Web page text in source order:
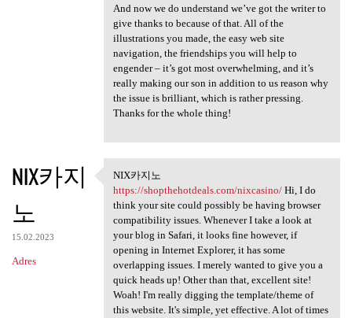
And now we do understand we’ve got the writer to
give thanks to because of that. All of the
illustrations you made, the easy web site
navigation, the friendships you will help to
engender – it’s got most overwhelming, and it’s
really making our son in addition to us reason why
the issue is brilliant, which is rather pressing.
Thanks for the whole thing!
NIX카지
노
15.02.2023
Adres
NIX카지노 https:/
NIX카지노
https://shopthehotdeals.com/nixcasino/Hi, I do
think your site could possibly be having browser
compatibility issues. Whenever I take a look at
your blog in Safari, it looks fine however, if
opening in Internet Explorer, it has some
overlapping issues. I merely wanted to give you a
quick heads up! Other than that, excellent site!
Woah! I'm really digging the template/theme of
this website. It's simple, yet effective. A lot of times